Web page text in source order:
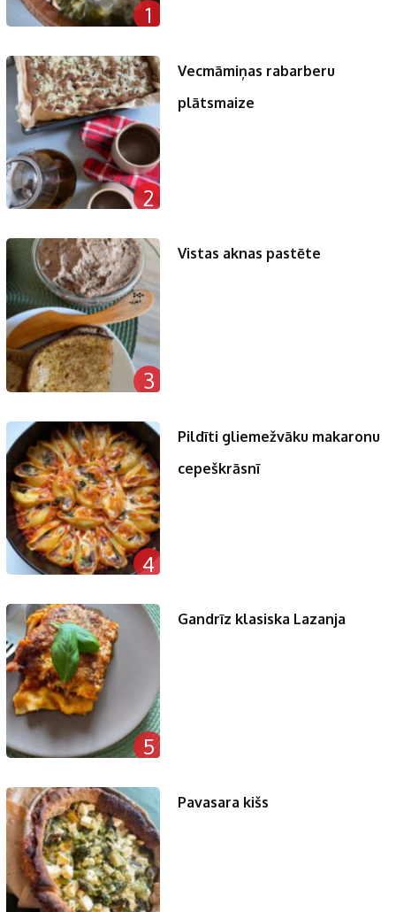
1
2
Vecmāmiņas rabarberu
plātsmaize
3
Vistas aknas pastēte
4
Pildīti gliemežvāku makaronu
cepeškrāsnī
5
Gandrīz klasiska Lazanja
Pavasara kišs